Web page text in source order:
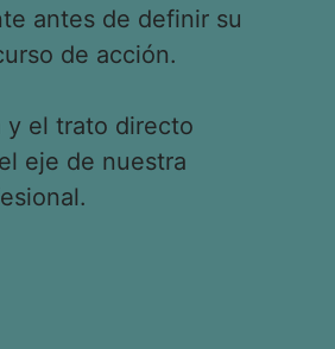
antes de definir su
de acción.
y el trato directo
eje de nuestra